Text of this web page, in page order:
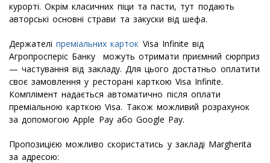
курорті. Окрім класичних піци та пасти, тут подають
авторські основні страви та закуски від шефа.
Держателіпреміальних карток Visa Infinite від
Агропросперіс Банку можуть отримати приємний сюрприз
— частування від закладу. Для цього достатньо оплатити
своє замовлення у ресторані карткою Visa Infinite.
Комплімент надається автоматично після оплати
преміальною карткою Visa. Також можливий розрахунок
за допомогою Apple Pay або Google Pay.
Пропозицією можливо скористатись у закладі Margherita
за адресою: